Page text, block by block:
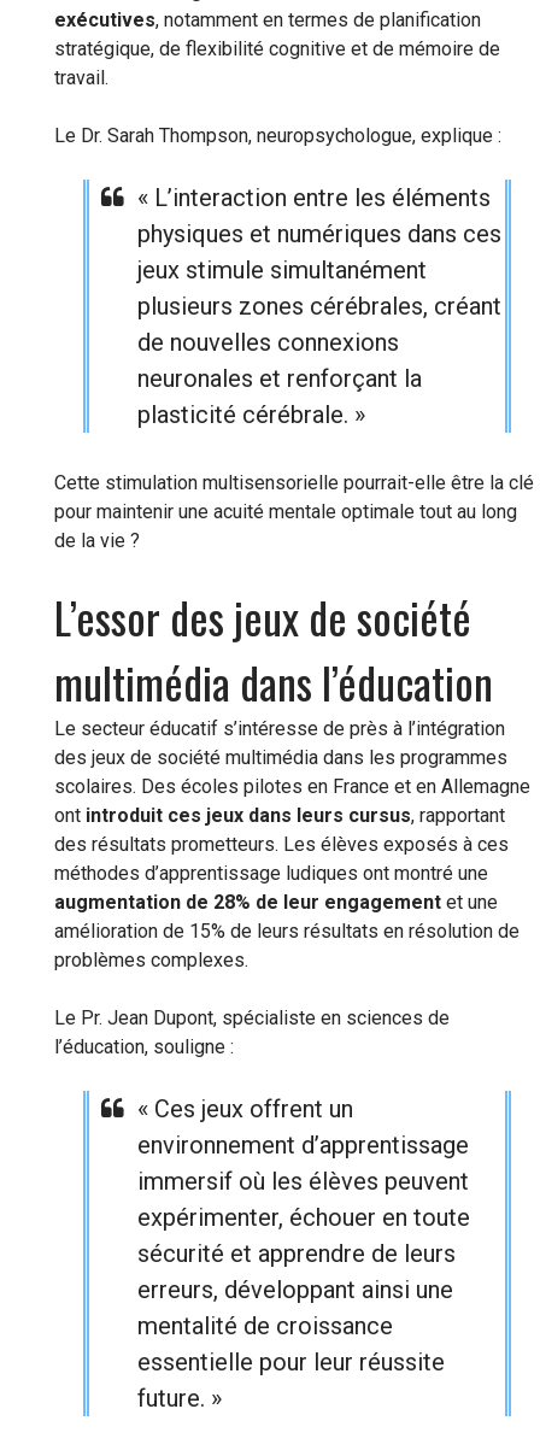
exécutives, notamment en termes de planification
stratégique, de flexibilité cognitive et de mémoire de
travail.
Le Dr. Sarah Thompson, neuropsychologue, explique :
« L’interaction entre les éléments
physiques et numériques dans ces
jeux stimule simultanément
plusieurs zones cérébrales, créant
de nouvelles connexions
neuronales et renforçant la
plasticité cérébrale. »
Cette stimulation multisensorielle pourrait-elle être la clé
pour maintenir une acuité mentale optimale tout au long
de la vie ?
L’essor des jeux de société
multimédia dans l’éducation
Le secteur éducatif s’intéresse de près à l’intégration
des jeux de société multimédia dans les programmes
scolaires. Des écoles pilotes en France et en Allemagne
ont introduit ces jeux dans leurs cursus, rapportant
des résultats prometteurs. Les élèves exposés à ces
méthodes d’apprentissage ludiques ont montré une
augmentation de 28% de leur engagementet une
amélioration de 15% de leurs résultats en résolution de
problèmes complexes.
Le Pr. Jean Dupont, spécialiste en sciences de
l’éducation, souligne :
« Ces jeux offrent un
environnement d’apprentissage
immersif où les élèves peuvent
expérimenter, échouer en toute
sécurité et apprendre de leurs
erreurs, développant ainsi une
mentalité de croissance
essentielle pour leur réussite
future. »